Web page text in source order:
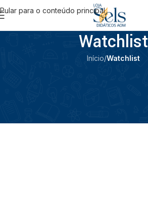
Pular para o conteúdo principal
Watchlist
Início/Watchlist